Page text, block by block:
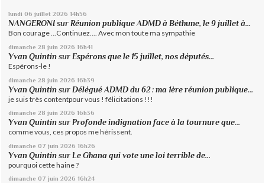
lundi 06 juillet 2026 14h56
NANGERONI surRéunion publique ADMD à Béthune, le 9 juillet à...
Bon courage ...Continuez.... Avec mon toute ma sympathie
dimanche 28 juin 2026 16h41
Yvan Quintin surEspérons que le 15 juillet, nos députés...
Espérons-le !
dimanche 28 juin 2026 16h39
Yvan Quintin surDélégué ADMD du 62 : ma 1ère réunion publique...
je suis très contentpour vous ! félicitations !!!
dimanche 28 juin 2026 16h36
Yvan Quintin surProfonde indignation face à la tournure que...
comme vous, ces propos me hérissent.
dimanche 07 juin 2026 16h26
Yvan Quintin sur Le Ghana qui vote une loi terrible de...
pourquoi cette haine ?
dimanche 07 juin 2026 16h24